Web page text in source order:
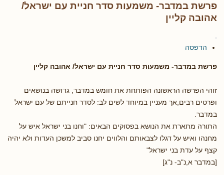
פרשת במדבר- משמעות סדר חניית עם ישראל/
אהובה קליין
הדפסה
פרשת במדבר- משמעות סדר חניית עם ישראל/ אהובה קליין
זוהי הפרשה הראשונה הפותחת את חומש במדבר, גדושה בנושאים
ופרטים רבים,אך מעניין במיוחד לשים לב: לסדר חנייתם של עם ישראל
במדבר.
התורה מתארת את הנושא בפסוקים הבאים: "וחנו בני ישראל איש על
מחנהו ואיש על דגלו לצבאותם והלווים יחנו סביב למשכן העדות ולא יהיה
קצף על עדת בני ישראל"
[במדבר א,נ"ב- נ"ג]